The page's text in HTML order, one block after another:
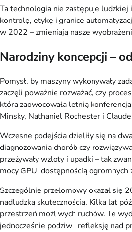
Ta technologia nie zastępuje ludzkiej
kontrolę, etykę i granice
w 2022 – zmieniają nasze
Narodziny koncepcji –
Pomysł, by maszyny wykonywały
zaczęli poważnie rozważać, czy
która zaowocowała letnią
Minsky, Nathaniel Rochester i
Wczesne podejścia dzieliły się na
diagnozowania chorób czy
przeżywały wzloty i upadki – tak
mocy GPU, dostępnością
Szczególnie przełomowy okazał się
nadludzką skutecznością. Kilka lat
przestrzeń możliwych ruchów. Te
jednocześnie podziw i refleksję nad